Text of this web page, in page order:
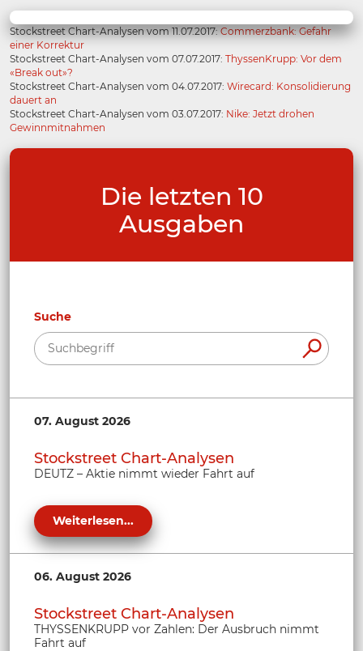
Stockstreet Chart-Analysen vom 11.07.2017:Commerzbank: Gefahr
einer Korrektur
Stockstreet Chart-Analysen vom 07.07.2017: ThyssenKrupp: Vor dem
«Break out»?
Stockstreet Chart-Analysen vom 04.07.2017: Wirecard: Konsolidierung
dauert an
Stockstreet Chart-Analysen vom 03.07.2017: Nike: Jetzt drohen
Gewinnmitnahmen
Die letzten 10
Ausgaben
Suche
07. August 2026
Stockstreet Chart-Analysen
DEUTZ – Aktie nimmt wieder Fahrt auf
Weiterlesen...
06. August 2026
Stockstreet Chart-Analysen
THYSSENKRUPP vor Zahlen: Der Ausbruch nimmt
Fahrt auf